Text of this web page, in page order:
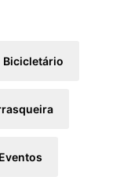
Bicicletário